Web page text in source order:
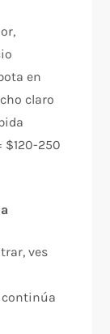
en
claro
$120-250
ves
continúa